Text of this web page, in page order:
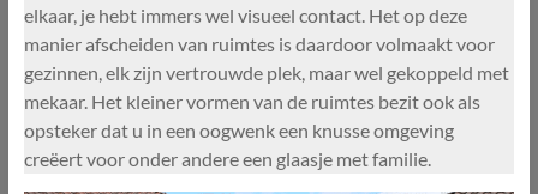
elkaar, je hebt immers wel visueel contact. Het op deze
manier afscheiden van ruimtes is daardoor volmaakt voor
gezinnen, elk zijn vertrouwde plek, maar wel gekoppeld met
mekaar. Het kleiner vormen van de ruimtes bezit ook als
opsteker dat u in een oogwenk een knusse omgeving
creëert voor onder andere een glaasje met familie.